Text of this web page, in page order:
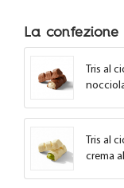
La confezione
Tris al
Tris al
crema